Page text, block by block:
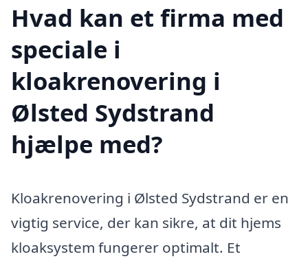
Hvad kan et firma med
speciale i
kloakrenovering i
Ølsted Sydstrand
hjælpe med?
Kloakrenovering i Ølsted Sydstrand er en
vigtig service, der kan sikre, at dit hjems
kloaksystem fungerer optimalt. Et